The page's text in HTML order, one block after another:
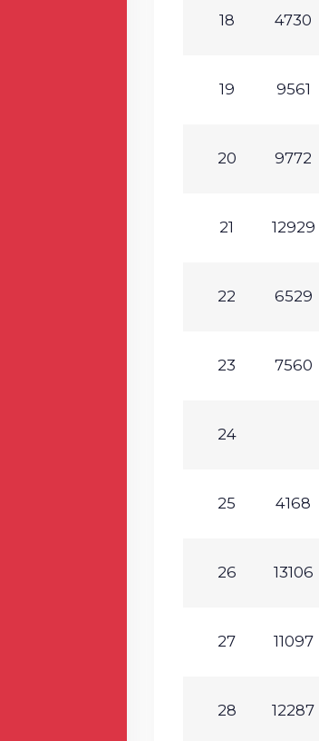
18 4730
19 9561
20 9772
21 12929
22 6529
23 7560
24
25 4168
26 13106
27 11097
28 12287